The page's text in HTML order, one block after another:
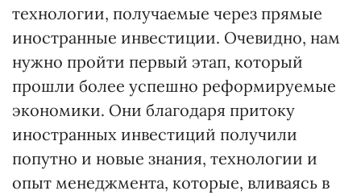
технологии, получаемые через прямые
иностранные инвестиции. Очевидно, нам
нужно пройти первый этап, который
прошли более успешно реформируемые
экономики. Они благодаря притоку
иностранных инвестиций получили
попутно и новые знания, технологии и
опыт менеджмента, которые, вливаясь в